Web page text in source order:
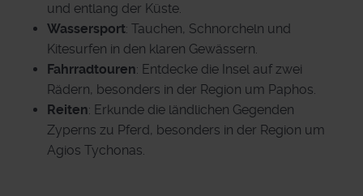
und entlang der Küste.
Wassersport: Tauchen, Schnorcheln und
Kitesurfen in den klaren Gewässern.
Fahrradtouren: Entdecke die Insel auf zwei
Rädern, besonders in der Region um Paphos.
Reiten: Erkunde die ländlichen Gegenden
Zyperns zu Pferd, besonders in der Region um
Agios Tychonas.